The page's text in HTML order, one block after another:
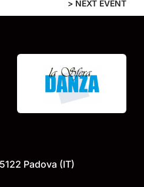
> NEXT EVENT
Padova (IT)